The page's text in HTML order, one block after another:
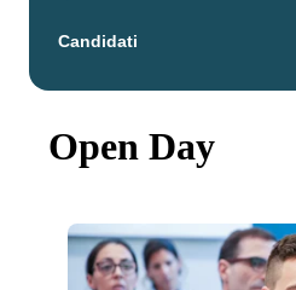
Candidati
Open Day